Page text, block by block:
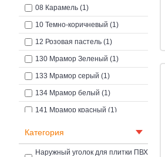
08 Карамель (1)
10 Темно-коричневый (1)
12 Розовая пастель (1)
130 Мрамор Зеленый (1)
133 Мрамор серый (1)
134 Мрамор белый (1)
141 Мрамор красный (1)
143 Мрамор гранитный песок (1)
Категория
Наружный уголок для плитки ПВХ